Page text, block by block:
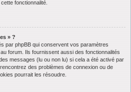
fonctionnalité.
» ?
par phpBB qui conservent vos paramètres
forum. Ils fournissent aussi des fonctionnalités
messages (lu ou non lu) si cela a été activé par
des problèmes de connexion ou de
pourrait les résoudre.